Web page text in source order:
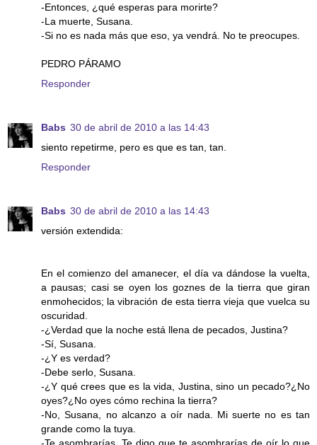
-Entonces, ¿qué esperas para morirte?
-La muerte, Susana.
-Si no es nada más que eso, ya vendrá. No te preocupes.
PEDRO PÁRAMO
Responder
Babs 30 de abril de 2010 a las 14:43
siento repetirme, pero es que es tan, tan.
Responder
Babs 30 de abril de 2010 a las 14:43
versión extendida:
En el comienzo del amanecer, el día va dándose la vuelta,
a pausas; casi se oyen los goznes de la tierra que giran
enmohecidos; la vibración de esta tierra vieja que vuelca su
oscuridad.
-¿Verdad que la noche está llena de pecados, Justina?
-Sí, Susana.
-¿Y es verdad?
-Debe serlo, Susana.
-¿Y qué crees que es la vida, Justina, sino un pecado?¿No
oyes?¿No oyes cómo rechina la tierra?
-No, Susana, no alcanzo a oír nada. Mi suerte no es tan
grande como la tuya.